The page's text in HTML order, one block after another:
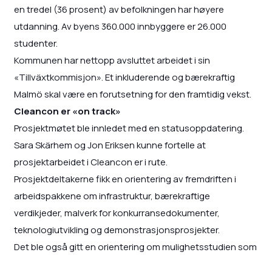
en tredel (36 prosent) av befolkningen har høyere
utdanning. Av byens 360.000 innbyggere er 26.000
studenter.
Kommunen har nettopp avsluttet arbeidet i sin
«Tillväxtkommisjon». Et inkluderende og bærekraftig
Malmö skal være en forutsetning for den framtidig vekst.
Cleancon er «on track»
Prosjektmøtet ble innledet med en statusoppdatering.
Sara Skärhem og Jon Eriksen kunne fortelle at
prosjektarbeidet i Cleancon er i rute.
Prosjektdeltakerne fikk en orientering av fremdriften i
arbeidspakkene om infrastruktur, bærekraftige
verdikjeder, malverk for konkurransedokumenter,
teknologiutvikling og demonstrasjonsprosjekter.
Det ble også gitt en orientering om mulighetsstudien som